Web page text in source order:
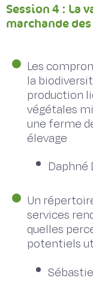
Session 4 : La
marchande
Les
la
production
végétales
une ferme
élevage
Daphné
Un
services
quelles
potentiels